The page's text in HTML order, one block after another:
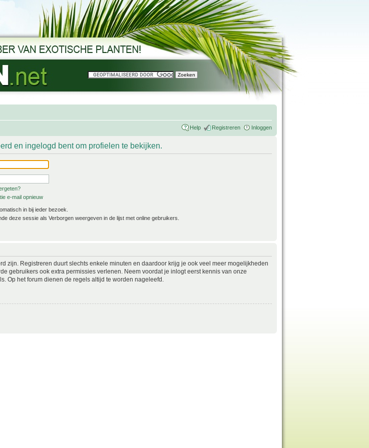
Help Registreren Inloggen
en ingelogd bent om profielen te bekijken.
e-mail opnieuw
in bij ieder bezoek.
deze sessie als Verborgen weergeven in de lijst met online gebruikers.
zijn. Registreren duurt slechts enkele minuten en daardoor krijg je ook veel meer mogelijkheden
gebruikers ook extra permissies verlenen. Neem voordat je inlogt eerst kennis van onze
Op het forum dienen de regels altijd te worden nageleefd.